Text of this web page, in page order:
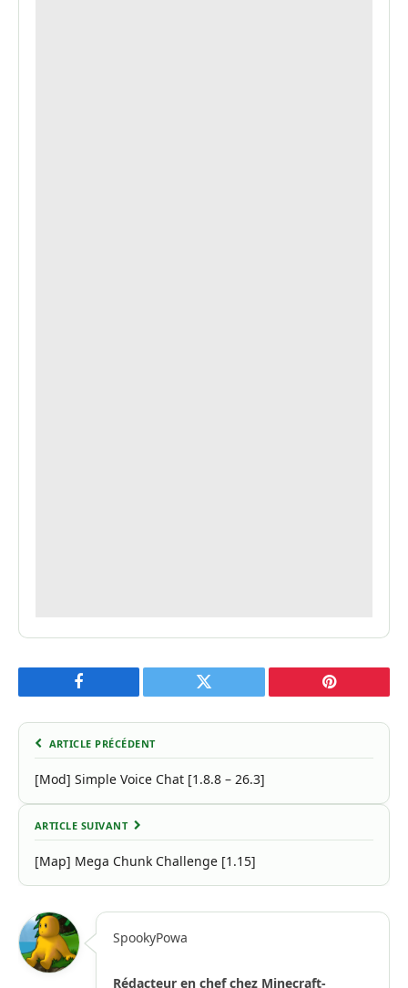
Facebook Twitter Pinterest
ARTICLE PRÉCÉDENT
[Mod] Simple Voice Chat [1.8.8 – 26.3]
ARTICLE SUIVANT
[Map] Mega Chunk Challenge [1.15]
SpookyPowa
Rédacteur en chef chez Minecraft-